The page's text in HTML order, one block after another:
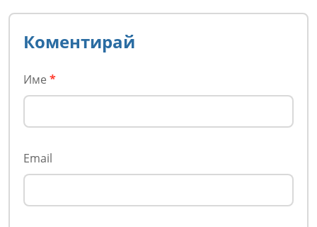
Коментирай
Име *
Email